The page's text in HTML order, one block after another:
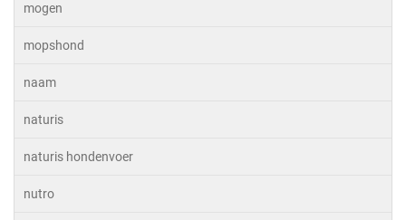
mogen
mopshond
naam
naturis
naturis hondenvoer
nutro